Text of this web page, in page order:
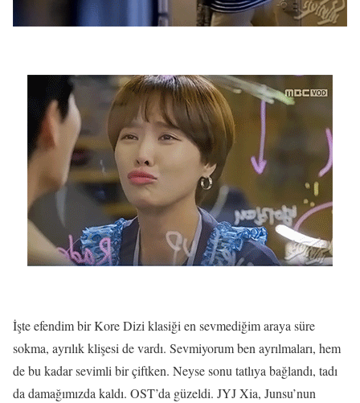
İşte efendim bir Kore Dizi klasiği en sevmediğim araya süre
sokma, ayrılık klişesi de vardı. Sevmiyorum ben ayrılmaları, hem
de bu kadar sevimli bir çiftken. Neyse sonu tatlıya bağlandı, tadı
da damağımızda kaldı. OST’da güzeldi. JYJ Xia, Junsu’nun